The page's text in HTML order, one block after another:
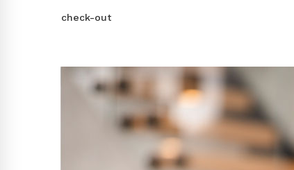
check-out